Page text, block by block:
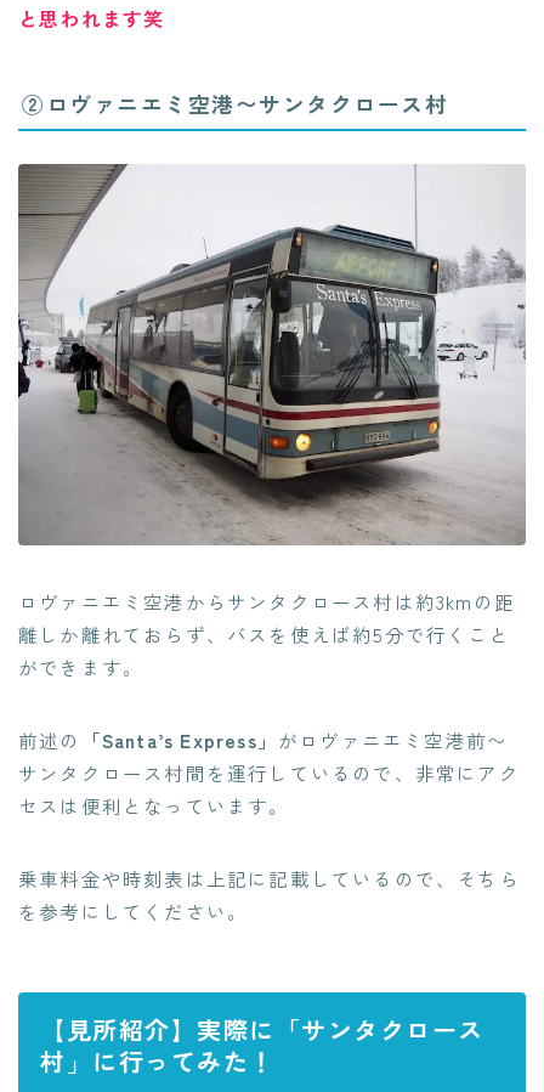
と思われます笑
②ロヴァニエミ空港〜サンタクロース村
ロヴァニエミ空港からサンタクロース村は約3kmの距
離しか離れておらず、バスを使えば約5分で行くこと
ができます。
前述の 「Santa’s Express」 がロヴァニエミ空港前〜
サンタクロース村間を運行しているので、非常にアク
セスは便利となっています。
乗車料金や時刻表は上記に記載しているので、そちら
を参考にしてください。
【見所紹介】実際に「サンタクロース
村」に行ってみた！